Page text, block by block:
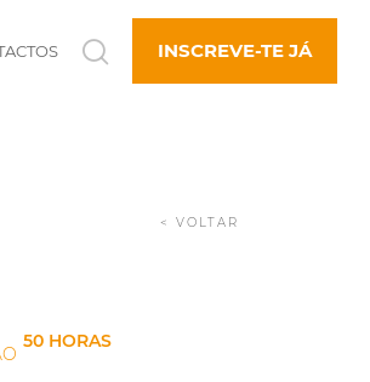
INSCREVE-TE JÁ
< VOLTAR
50 HORAS